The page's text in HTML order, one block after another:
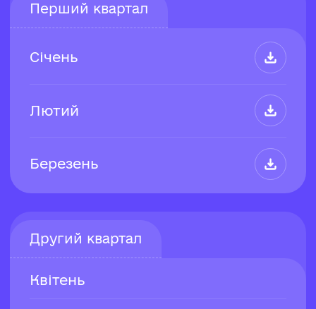
Перший квартал
Січень
Лютий
Березень
Другий квартал
Квітень